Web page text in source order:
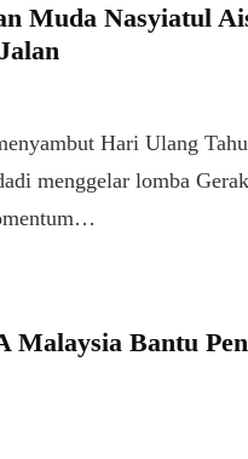
Muda Nasyiatul
Hari Ulang
menggelar lomba
Malaysia Bantu